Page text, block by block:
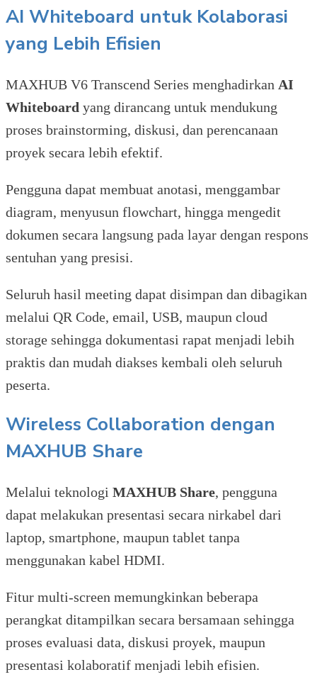
AI Whiteboard untuk Kolaborasi
yang Lebih Efisien
MAXHUB V6 Transcend Series menghadirkan AI
Whiteboard yang dirancang untuk mendukung
proses brainstorming, diskusi, dan perencanaan
proyek secara lebih efektif.
Pengguna dapat membuat anotasi, menggambar
diagram, menyusun flowchart, hingga mengedit
dokumen secara langsung pada layar dengan respons
sentuhan yang presisi.
Seluruh hasil meeting dapat disimpan dan dibagikan
melalui QR Code, email, USB, maupun cloud
storage sehingga dokumentasi rapat menjadi lebih
praktis dan mudah diakses kembali oleh seluruh
peserta.
Wireless Collaboration dengan
MAXHUB Share
Melalui teknologi MAXHUB Share, pengguna
dapat melakukan presentasi secara nirkabel dari
laptop, smartphone, maupun tablet tanpa
menggunakan kabel HDMI.
Fitur multi-screen memungkinkan beberapa
perangkat ditampilkan secara bersamaan sehingga
proses evaluasi data, diskusi proyek, maupun
presentasi kolaboratif menjadi lebih efisien.